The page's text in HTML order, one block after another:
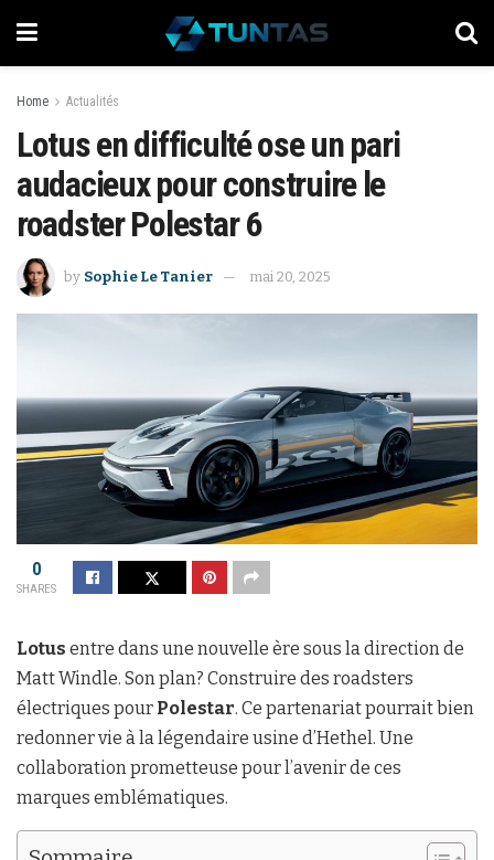
Home Actualités
Lotus en difficulté ose un pari
audacieux pour construire le
roadster Polestar 6
by Sophie Le Tanier mai 20, 2025
0
SHARES
Lotus entre dans une nouvelle ère sous la direction de
Matt Windle. Son plan? Construire des roadsters
électriques pour Polestar. Ce partenariat pourrait bien
redonner vie à la légendaire usine d’Hethel. Une
collaboration prometteuse pour l’avenir de ces
marques emblématiques.